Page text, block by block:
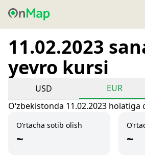
11.02.2023
yevro kursi
USD EUR
Oʻzbekistonda 11.02.2023 holatiga
O‘rtacha sotib olish
~ ~